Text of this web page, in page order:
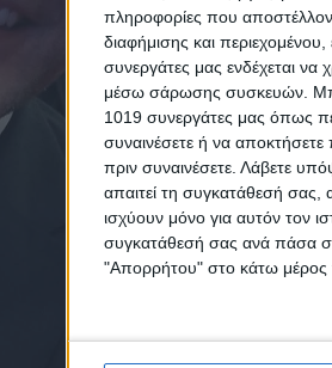
πληροφορίες που
διαφήμισης και
συνεργάτες μας ενδέχεται
μέσω σάρωσης συσκευών.
1019 συνεργάτες μας όπως
συναινέσετε ή να αποκτήσετε
πριν συναινέσετε. Λάβετε
απαιτεί τη συγκατάθεσή σας,
ισχύουν μόνο για αυτόν τον
συγκατάθεσή σας ανά πάσα
"Απορρήτου" στο κάτω μέρος